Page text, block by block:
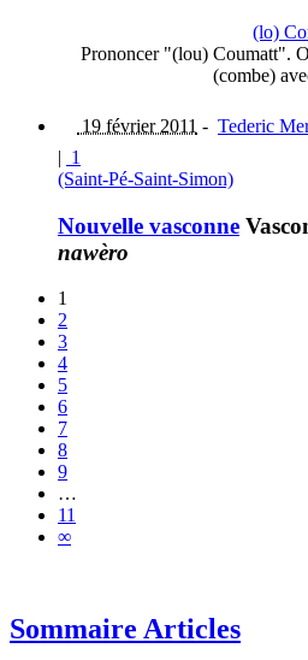
(lo)
Prononcer "(lou) Coumatt".
(combe)
19 février 2011 - Tederic
| 1
(Saint-Pé-Saint-Simon)
Nouvelle vasconne
nawèro
1
2
3
4
5
6
7
8
9
…
11
∞
Sommaire Articles